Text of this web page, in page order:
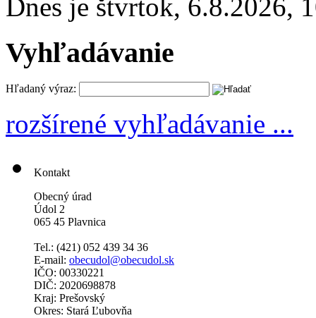
Dnes je štvrtok, 6.8.2026,
Vyhľadávanie
Hľadaný výraz:
rozšírené vyhľadávanie ...
Kontakt
Obecný úrad
Údol 2
065 45 Plavnica
Tel.: (421) 052 439 34 36
E-mail: obecudol@obecudol.sk
IČO: 00330221
DIČ: 2020698878
Kraj: Prešovský
Okres: Stará Ľubovňa